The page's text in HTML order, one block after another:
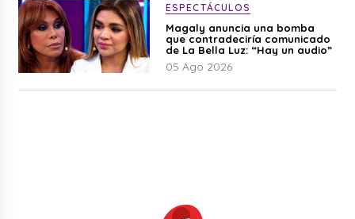
ESPECTÁCULOS
Magaly anuncia una bomba
que contradeciría comunicado
de La Bella Luz: “Hay un audio”
05 Ago 2026